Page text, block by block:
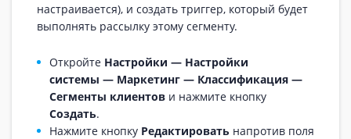
настраивается), и создать триггер, который будет
выполнять рассылку этому сегменту.
Откройте Настройки — Настройки
системы — Маркетинг — Классификация —
Сегменты клиентов и нажмите кнопку
Создать.
Нажмите кнопку Редактировать напротив поля